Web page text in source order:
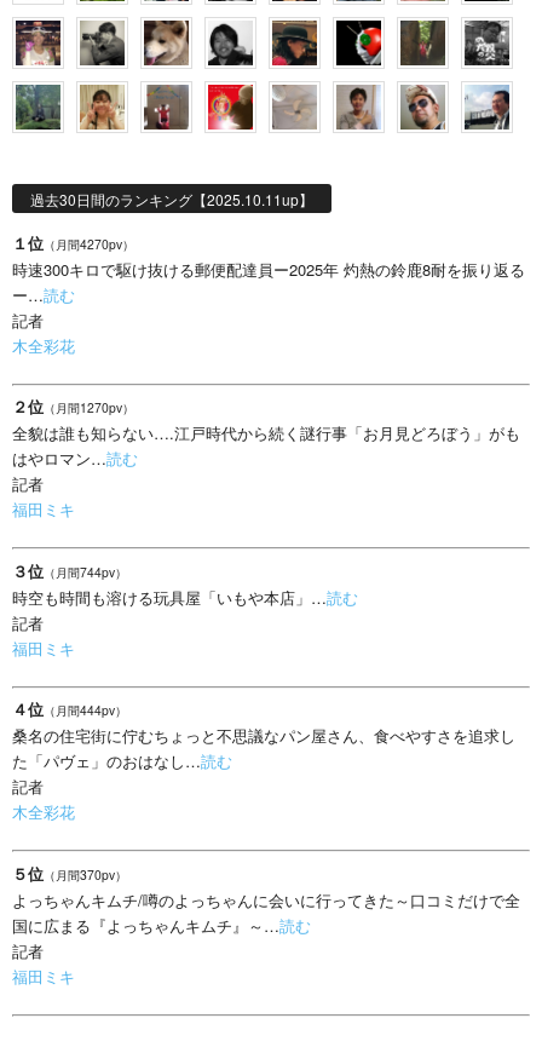
過去30日間のランキング【2025.10.11up】
１位 （月間4270pv）
時速300キロで駆け抜ける郵便配達員ー2025年 灼熱の鈴鹿8耐を振り返る
ー…読む
記者
木全彩花
２位 （月間1270pv）
全貌は誰も知らない….江戸時代から続く謎行事「お月見どろぼう」がも
はやロマン…読む
記者
福田ミキ
３位 （月間744pv）
時空も時間も溶ける玩具屋「いもや本店」…読む
記者
福田ミキ
４位 （月間444pv）
桑名の住宅街に佇むちょっと不思議なパン屋さん、食べやすさを追求し
た「パヴェ」のおはなし…読む
記者
木全彩花
５位 （月間370pv）
よっちゃんキムチ/噂のよっちゃんに会いに行ってきた～口コミだけで全
国に広まる『よっちゃんキムチ』～…読む
記者
福田ミキ